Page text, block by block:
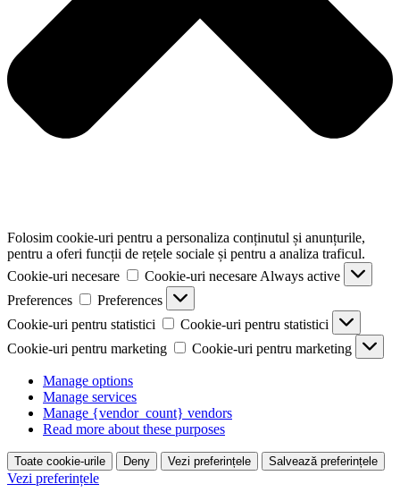
Folosim cookie-uri pentru a personaliza conținutul și anunțurile,
pentru a oferi funcții de rețele sociale și pentru a analiza traficul.
Cookie-uri necesare
Cookie-uri necesare Always active
Preferences
Preferences
Cookie-uri pentru statistici
Cookie-uri pentru statistici
Cookie-uri pentru marketing
Cookie-uri pentru marketing
Manage options
Manage services
Manage {vendor_count} vendors
Read more about these purposes
Toate cookie-urile Deny Vezi preferințele Salvează preferințele
Vezi preferințele